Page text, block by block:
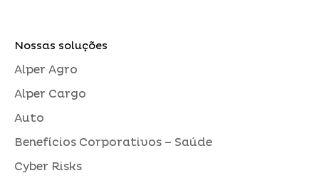
Nossas soluções
Alper Agro
Alper Cargo
Auto
Benefícios Corporativos – Saúde
Cyber Risks